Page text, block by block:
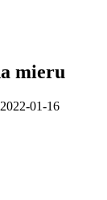
mieru
2022-01-16